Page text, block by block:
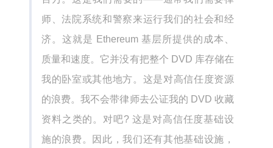
师、法院系统和警察来运行我们的社会和经
济。这就是 Ethereum 基层所提供的成本、
质量和速度。它并没有把整个 DVD 库存储在
我的卧室或其他地方。这是对高信任度资源
的浪费。我不会带律师去公证我的 DVD 收藏
资料之类的。对吧? 这是对高信任度基础设
施的浪费。因此，我们还有其他基础设施，